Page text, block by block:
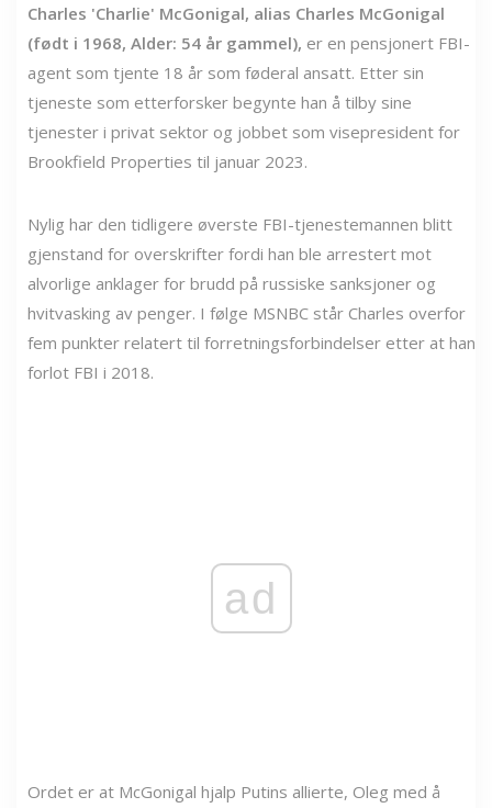
Charles 'Charlie' McGonigal, alias Charles McGonigal
(født i 1968, Alder: 54 år gammel), er en pensjonert FBI-
agent som tjente 18 år som føderal ansatt. Etter sin
tjeneste som etterforsker begynte han å tilby sine
tjenester i privat sektor og jobbet som visepresident for
Brookfield Properties til januar 2023.
Nylig har den tidligere øverste FBI-tjenestemannen blitt
gjenstand for overskrifter fordi han ble arrestert mot
alvorlige anklager for brudd på russiske sanksjoner og
hvitvasking av penger. I følge MSNBC står Charles overfor
fem punkter relatert til forretningsforbindelser etter at han
forlot FBI i 2018.
ad
Ordet er at McGonigal hjalp Putins allierte, Oleg med å